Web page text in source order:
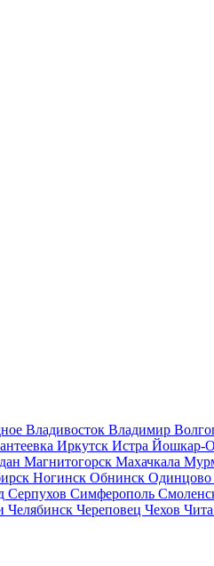
Владивосток Владимир
Иркутск Истра Йошкар-
Магнитогорск Махачкала
Ногинск Обнинск Одинцово
Серпухов Симферополь
Челябинск Череповец Чехов Чита